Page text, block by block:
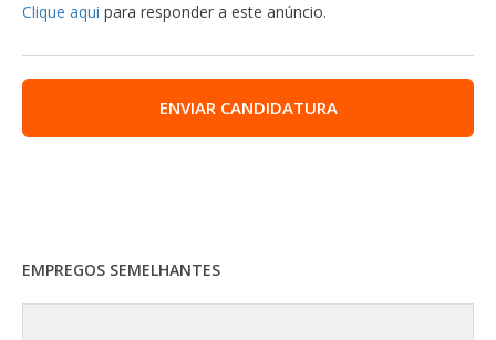
Clique aqui para responder a este anúncio.
ENVIAR CANDIDATURA
EMPREGOS SEMELHANTES